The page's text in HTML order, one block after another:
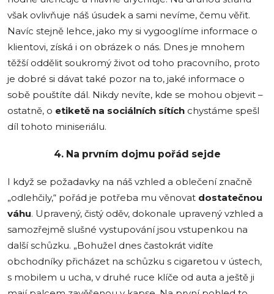
však ovlivňuje náš úsudek a sami nevíme, čemu věřit.
Navíc stejně lehce, jako my si vygooglíme informace o
klientovi, získá i on obrázek o nás. Dnes je mnohem
těžší oddělit soukromý život od toho pracovního, proto
je dobré si dávat také pozor na to, jaké informace o
sobě pouštíte dál. Nikdy nevíte, kde se mohou objevit –
ostatně, o etiketě na sociálních sítích chystáme spešl
díl tohoto miniseriálu.
4. Na prvním dojmu pořád sejde
I když se požadavky na náš vzhled a oblečení značně
„odlehčily,“ pořád je potřeba mu věnovat dostatečnou
váhu. Upravený, čistý oděv, dokonale upravený vzhled a
samozřejmě slušné vystupování jsou vstupenkou na
další schůzku. „Bohužel dnes častokrát vidíte
obchodníky přicházet na schůzku s cigaretou v ústech,
s mobilem u ucha, v druhé ruce klíče od auta a ještě ji